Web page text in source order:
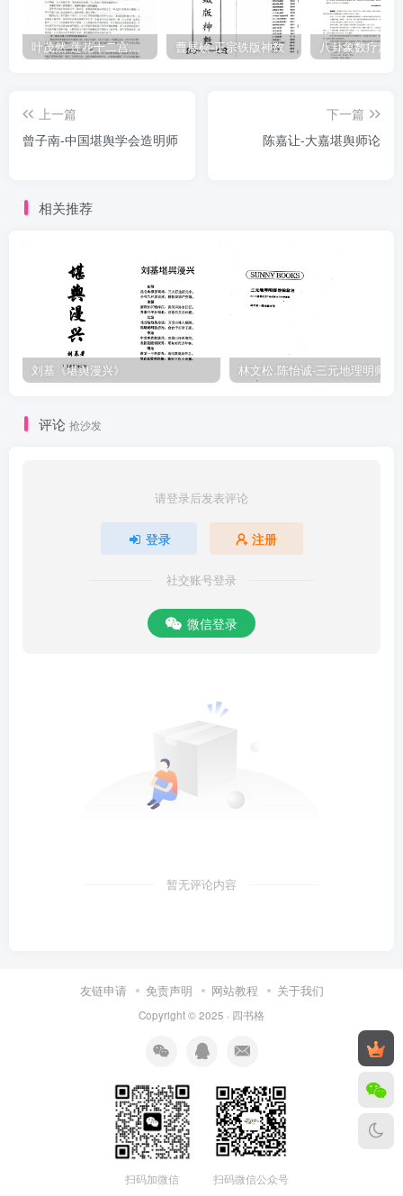
人人憶调·遂至精法並起·润南無常·球州·上境、湘楚·廣束等派，各言其
是·尚有張心日之67 叶茂然-莲花十二宫佛家奇门面授及答疑 曹展硕-正宗铁版神数
上一篇
曾子南-中国堪舆学会造明师
下一篇
陈嘉让-大嘉堪舆师论
相关推荐
刘基《堪舆漫兴》
评论 抢沙发
请登录后发表评论
登录 注册
社交账号登录
微信登录
暂无评论内容
友链申请 免责声明 网站教程 关于我们
Copyright © 2025 · 四书格
扫码加微信 扫码微信公众号